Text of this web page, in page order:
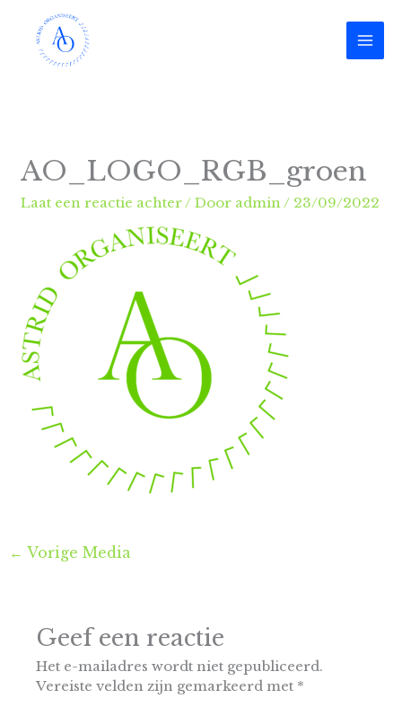
inhoud
AO_LOGO_RGB_groen
Laat een reactie achter / Door admin / 23/09/2022
← Vorige Media
Geef een reactie
Het e-mailadres wordt niet gepubliceerd.
Vereiste velden zijn gemarkeerd met *